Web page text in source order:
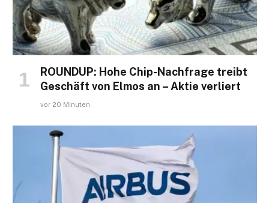
ROUNDUP: Hohe Chip-Nachfrage treibt
Geschäft von Elmos an – Aktie verliert
vor 20 Minuten